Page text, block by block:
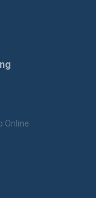
Online